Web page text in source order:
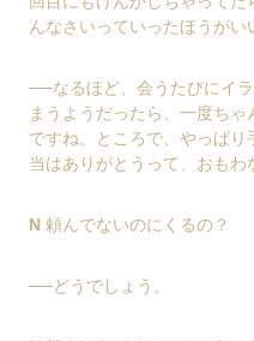
んなさいっていったほうがい
──なるほど、会うたびにイ
まうようだったら、一度ち
ですね。ところで、やっぱ
当はありがとうって、おもわ
N 頼んでないのにくるの？
──どうでしょう。